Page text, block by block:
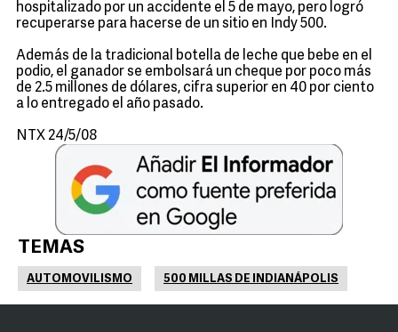
hospitalizado por un accidente el 5 de mayo, pero logró
recuperarse para hacerse de un sitio en Indy 500.
Además de la tradicional botella de leche que bebe en el
podio, el ganador se embolsará un cheque por poco más
de 2.5 millones de dólares, cifra superior en 40 por ciento
a lo entregado el año pasado.
NTX 24/5/08
TEMAS
AUTOMOVILISMO 500 MILLAS DE INDIANÁPOLIS